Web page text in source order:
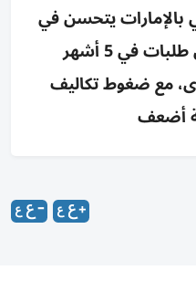
بالإمارات يتحسن في
يوليو: PMI 52.7، أعلى طلبات في 5 أشهر
مع ضغوط تكاليف
أضعف